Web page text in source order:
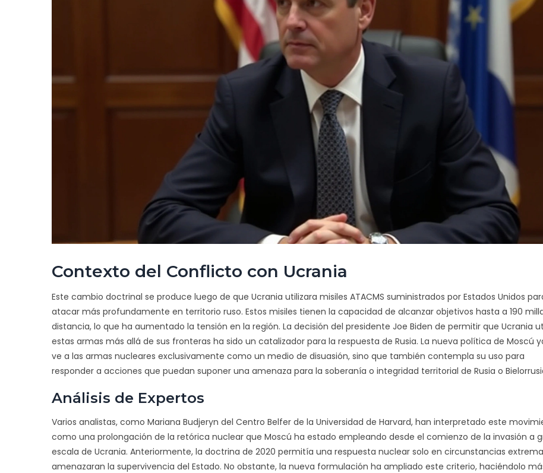
Contexto del Conflicto con Ucrania
Este cambio doctrinal se produce luego de que Ucrania utilizara misiles ATACMS suministrados por Estados Unidos
atacar más profundamente en territorio ruso. Estos misiles tienen la capacidad de alcanzar objetivos hasta a 190
distancia, lo que ha aumentado la tensión en la región. La decisión del presidente Joe Biden de permitir que Ucrania
estas armas más allá de sus fronteras ha sido un catalizador para la respuesta de Rusia. La nueva política de Moscú
ve a las armas nucleares exclusivamente como un medio de disuasión, sino que también contempla su uso para
responder a acciones que puedan suponer una amenaza para la soberanía o integridad territorial de Rusia o
Análisis de Expertos
Varios analistas, como Mariana Budjeryn del Centro Belfer de la Universidad de Harvard, han interpretado este
como una prolongación de la retórica nuclear que Moscú ha estado empleando desde el comienzo de la invasión a
escala de Ucrania. Anteriormente, la doctrina de 2020 permitía una respuesta nuclear solo en circunstancias
amenazaran la supervivencia del Estado. No obstante, la nueva formulación ha ampliado este criterio, haciéndolo